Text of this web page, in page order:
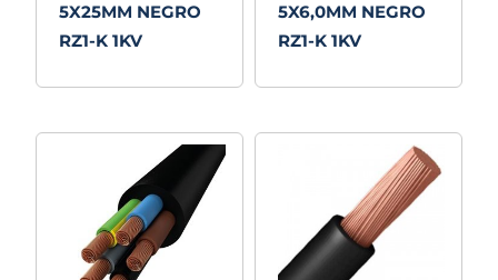
5X25MM NEGRO
RZ1-K 1KV
5X6,0MM NEGRO
RZ1-K 1KV